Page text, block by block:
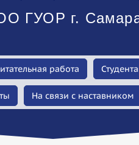
ГУОР г.
работа
На связи с наставником